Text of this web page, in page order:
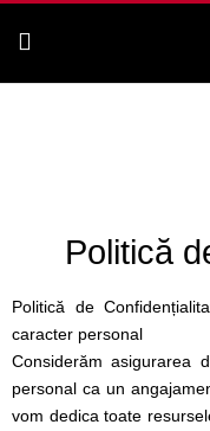
Politică
Politică de
caracter personal
Considerăm asigurarea
personal ca un
vom dedica toate